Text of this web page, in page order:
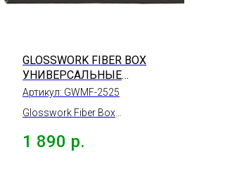
GLOSSWORK FIBER BOX
УНИВЕРСАЛЬНЫЕ
САЛФЕТКИ ИЗ
Артикул: GWMF-2525
Glosswork Fiber Box
микрофибры, 50 шт
1 890 р.